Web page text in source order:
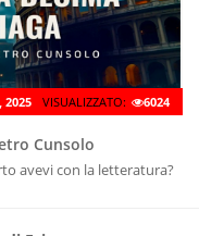
2025 VISUALIZZATO: 6024
Cunsolo
avevi con la letteratura?